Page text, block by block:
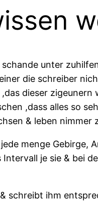
unter
die schreiber
dieser
,dass alles so
& leben nimmer
menge Gebirge,
je sie & bei
schreibt ihm